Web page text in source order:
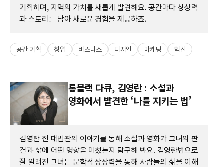
기획하며, 지역의 가치를 새롭게 발견해요. 공간마다 상상력
과 스토리를 담아 새로운 경험을 제공하죠.
공간 기획 창업 비즈니스 디자인 마케팅 혁신
롱블랙 다큐, 김영란 : 소설과
영화에서 발견한 ‘나를 지키는 법’
김영란 전 대법관의 이야기를 통해 소설과 영화가 그녀의 판
결과 삶에 어떤 영향을 미쳤는지 탐구해 봐요. 김영란법으로
잘 알려진 그녀는 문학적 상상력을 통해 사람들의 삶을 이해